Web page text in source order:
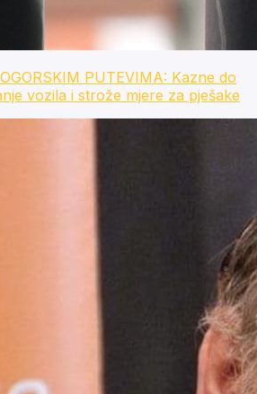
PUTEVIMA: Kazne do
vozila i strože mjere za pješake